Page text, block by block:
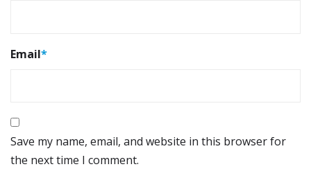
Email*
Save my name, email, and website in this browser for
the next time I comment.